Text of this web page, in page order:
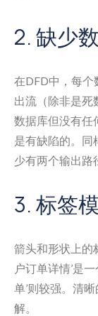
2. 缺少
在DFD中，每个
出流（除非是死
数据库但没有任
是有缺陷的。同
少有两个输出路
3. 标签
箭头和形状上的
户订单详情’是
单’则较强。清
解。